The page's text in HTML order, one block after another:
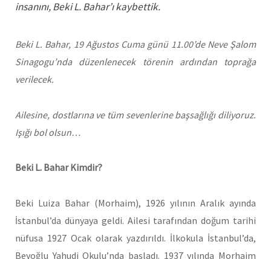
insanını, Beki L. Bahar’ı kaybettik.
Beki L. Bahar, 19 Ağustos Cuma günü 11.00’de Neve Şalom
Sinagogu’nda düzenlenecek törenin ardından toprağa
verilecek.
Ailesine, dostlarına ve tüm sevenlerine başsağlığı diliyoruz.
Işığı bol olsun…
Beki L. Bahar Kimdir?
Beki Luiza Bahar (Morhaim), 1926 yılının Aralık ayında
İstanbul’da dünyaya geldi. Ailesi tarafından doğum tarihi
nüfusa 1927 Ocak olarak yazdırıldı. İlkokula İstanbul’da,
Beyoğlu Yahudi Okulu’nda başladı. 1937 yılında Morhaim